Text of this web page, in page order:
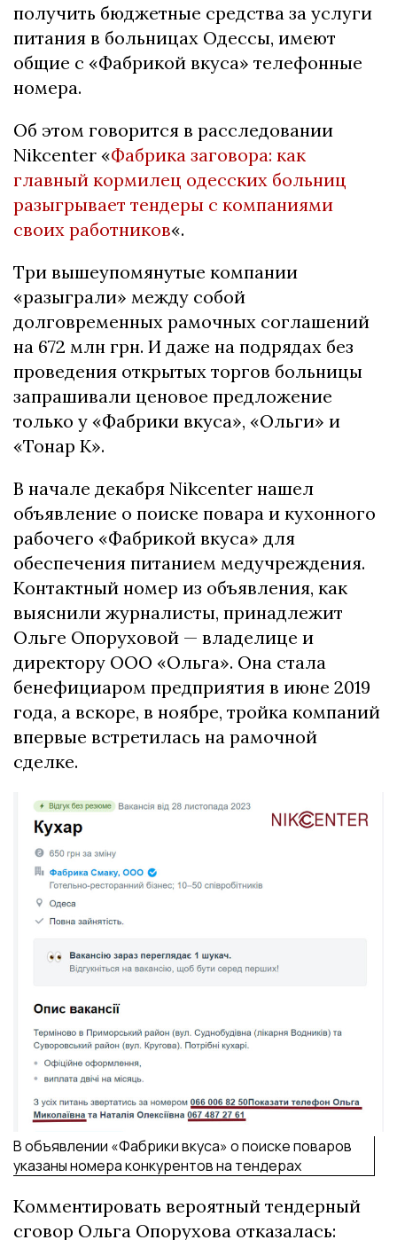
получить бюджетные средства за услуги
питания в больницах Одессы, имеют
общие с «Фабрикой вкуса» телефонные
номера.
Об этом говорится в расследовании
Nikcenter «Фабрика заговора: как
главный кормилец одесских больниц
разыгрывает тендеры с компаниями
своих работников«.
Три вышеупомянутые компании
«разыграли» между собой
долговременных рамочных соглашений
на 672 млн грн. И даже на подрядах без
проведения открытых торгов больницы
запрашивали ценовое предложение
только у «Фабрики вкуса», «Ольги» и
«Тонар К».
В начале декабря Nikcenter нашел
объявление о поиске повара и кухонного
рабочего «Фабрикой вкуса» для
обеспечения питанием медучреждения.
Контактный номер из объявления, как
выяснили журналисты, принадлежит
Ольге Опоруховой — владелице и
директору ООО «Ольга». Она стала
бенефициаром предприятия в июне 2019
года, а вскоре, в ноябре, тройка компаний
впервые встретилась на рамочной
сделке.
В объявлении «Фабрики вкуса» о поиске поваров
указаны номера конкурентов на тендерах
Комментировать вероятный тендерный
сговор Ольга Опорухова отказалась: